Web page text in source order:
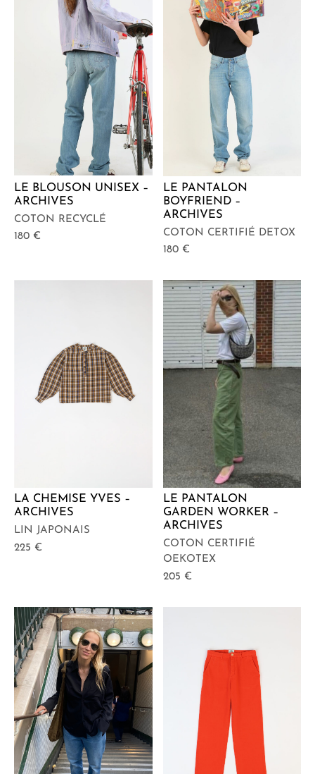
LE BLOUSON UNISEX –
ARCHIVES
COTON RECYCLÉ
180 €
LE PANTALON
BOYFRIEND –
ARCHIVES
COTON CERTIFIÉ DETOX
180 €
LA CHEMISE YVES –
ARCHIVES
LIN JAPONAIS
225 €
LE PANTALON
GARDEN WORKER –
ARCHIVES
COTON CERTIFIÉ
OEKOTEX
205 €